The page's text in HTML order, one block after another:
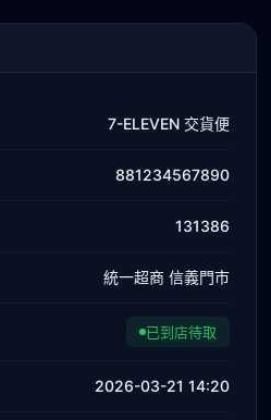
7-ELEVEN 交貨便
881234567890
131386
統一超商 信義門市
已到店待取
2026-03-21 14:20